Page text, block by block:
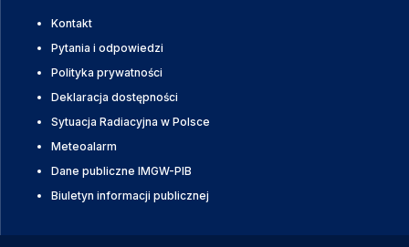
Kontakt
Pytania i odpowiedzi
Polityka prywatności
Deklaracja dostępności
Sytuacja Radiacyjna w Polsce
Meteoalarm
Dane publiczne IMGW-PIB
Biuletyn informacji publicznej